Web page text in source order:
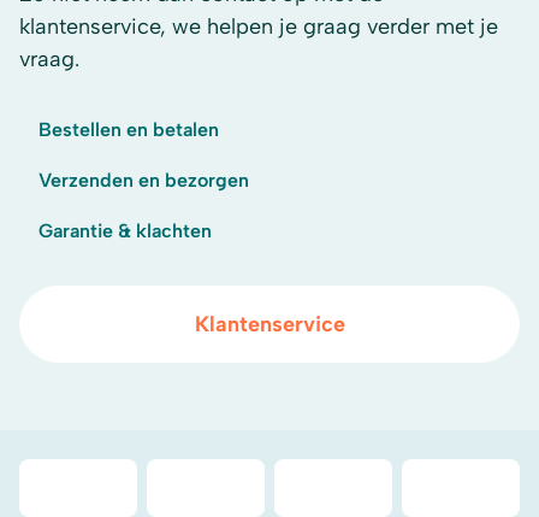
klantenservice, we helpen je graag verder met je
vraag.
Bestellen en betalen
Verzenden en bezorgen
Garantie & klachten
Klantenservice